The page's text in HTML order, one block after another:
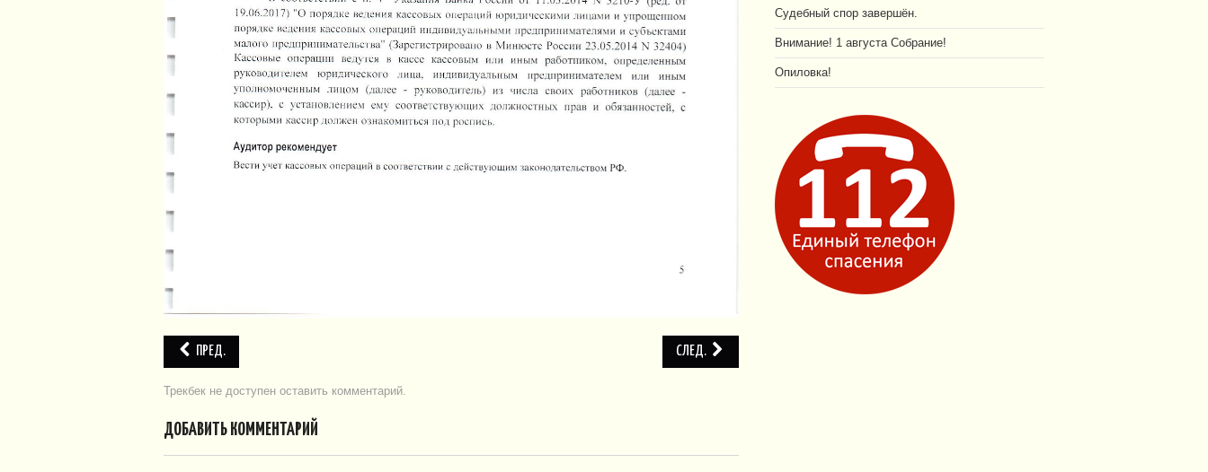
ПРЕД. СЛЕД.
Трекбек не доступен оставить комментарий.
ДОБАВИТЬ КОММЕНТАРИЙ
Судебный спор завершён.
Внимание! 1 августа Собрание!
Опиловка!